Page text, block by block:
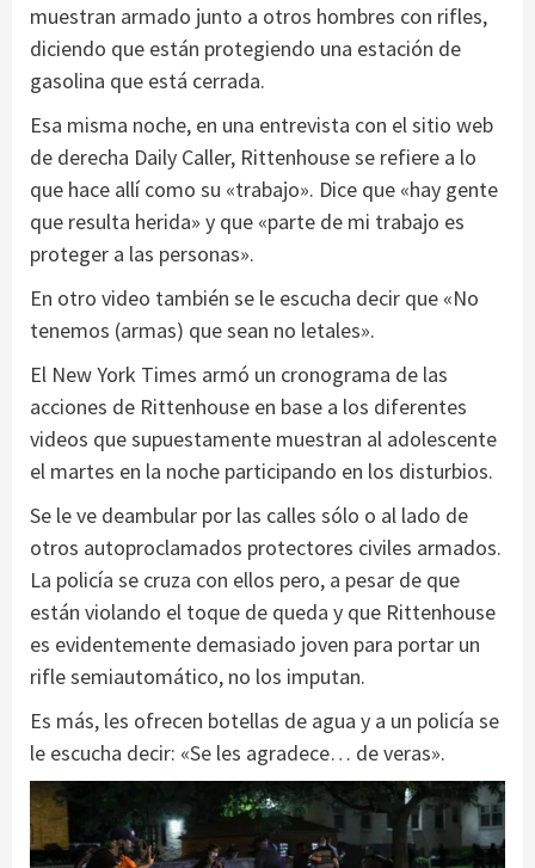
muestran armado junto a otros hombres con rifles,
diciendo que están protegiendo una estación de
gasolina que está cerrada.
Esa misma noche, en una entrevista con el sitio web
de derecha Daily Caller, Rittenhouse se refiere a lo
que hace allí como su «trabajo». Dice que «hay gente
que resulta herida» y que «parte de mi trabajo es
proteger a las personas».
En otro video también se le escucha decir que «No
tenemos (armas) que sean no letales».
El New York Times armó un cronograma de las
acciones de Rittenhouse en base a los diferentes
videos que supuestamente muestran al adolescente
el martes en la noche participando en los disturbios.
Se le ve deambular por las calles sólo o al lado de
otros autoproclamados protectores civiles armados.
La policía se cruza con ellos pero, a pesar de que
están violando el toque de queda y que Rittenhouse
es evidentemente demasiado joven para portar un
rifle semiautomático, no los imputan.
Es más, les ofrecen botellas de agua y a un policía se
le escucha decir: «Se les agradece… de veras».